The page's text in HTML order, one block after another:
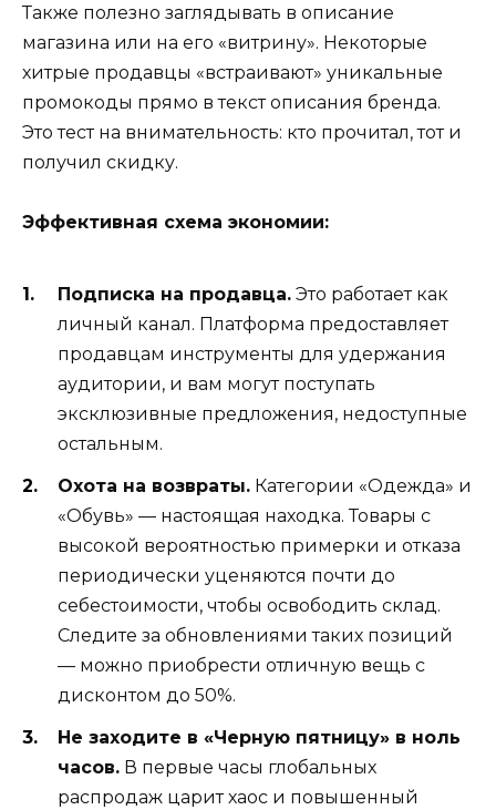
Также полезно заглядывать в описание
магазина или на его «витрину». Некоторые
хитрые продавцы «встраивают» уникальные
промокоды прямо в текст описания бренда.
Это тест на внимательность: кто прочитал, тот и
получил скидку.
Эффективная схема экономии:
Подписка на продавца. Это работает как
личный канал. Платформа предоставляет
продавцам инструменты для удержания
аудитории, и вам могут поступать
эксклюзивные предложения, недоступные
остальным.
Охота на возвраты. Категории «Одежда» и
«Обувь» — настоящая находка. Товары с
высокой вероятностью примерки и отказа
периодически уценяются почти до
себестоимости, чтобы освободить склад.
Следите за обновлениями таких позиций
— можно приобрести отличную вещь с
дисконтом до 50%.
Не заходите в «Черную пятницу» в ноль
часов. В первые часы глобальных
распродаж царит хаос и повышенный